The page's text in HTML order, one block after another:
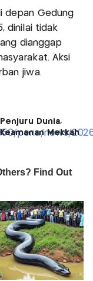
depan Gedung
dinilai tidak
dianggap
Aksi
jiwa.
Dunia,
Mekkah